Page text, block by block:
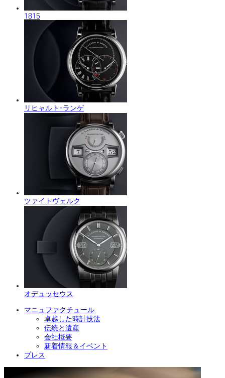
1815
リヒャルト･ランゲ
ツァイトヴェルク
オデュッセウス
マニュファクチュール
卓越した時計技法
伝統と遺産
会社概要
新着情報＆イベント
プレス